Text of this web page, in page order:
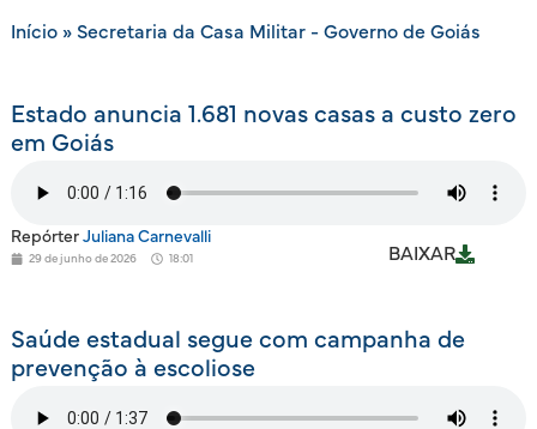
Início» Secretaria da Casa Militar - Governo de Goiás
Estado anuncia 1.681 novas casas a custo zero
em Goiás
Repórter Juliana Carnevalli
29 de junho de 2026 18:01 BAIXAR
Saúde estadual segue com campanha de
prevenção à escoliose